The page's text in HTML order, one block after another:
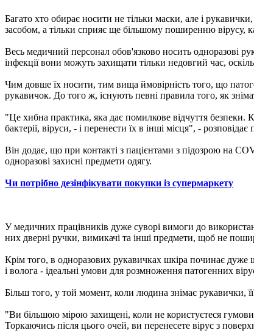
Багато хто обирає носити не тільки маски, але і
засобом, а тільки сприяє ще більшому поширенню вірусу,
Весь медичний персонал обов'язково носить одноразові
інфекції вони можуть захищати тільки недовгий час,
Чим довше їх носити, тим вища ймовірність того, що
рукавичок. До того ж, існують певні правила того, як
"Це хибна практика, яка дає помилкове відчуття безпеки.
бактерії, віруси, - і перенести їх в інші місця", -
Він додає, що при контакті з пацієнтами з підозрою на
одноразові захисні предмети одягу.
Чи потрібно дезінфікувати покупки із супермаркету
У медичних працівників дуже суворі вимоги до
них дверні ручки, вимикачі та інші предмети, щоб не
Крім того, в одноразових рукавичках шкіра починає дуже
і волога - ідеальні умови для розмноження патогенних
Більш того, у той момент, коли людина знімає рукавички,
"Ви більшою мірою захищені, коли не користуєтеся
Торкаючись після цього очей, ви перенесете вірус з